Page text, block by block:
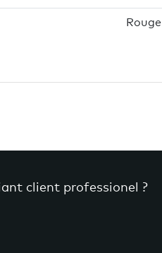
Rouge
client professionel ?